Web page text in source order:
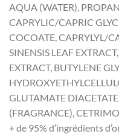
AQUA (WATER),
CAPRYLIC/CAPRIC
COCOATE, CAPRYLYL/
SINENSIS LEAF
EXTRACT, BUTYLENE
GLUTAMATE
(FRAGRANCE),
+ de 95% d’ingrédients